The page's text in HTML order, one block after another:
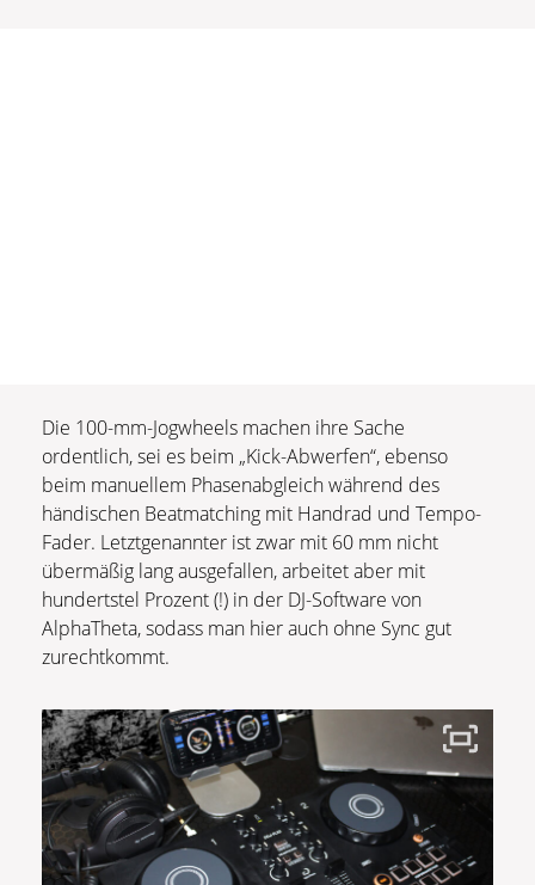
Die 100-mm-Jogwheels machen ihre Sache
ordentlich, sei es beim „Kick-Abwerfen“, ebenso
beim manuellem Phasenabgleich während des
händischen Beatmatching mit Handrad und Tempo-
Fader. Letztgenannter ist zwar mit 60 mm nicht
übermäßig lang ausgefallen, arbeitet aber mit
hundertstel Prozent (!) in der DJ-Software von
AlphaTheta, sodass man hier auch ohne Sync gut
zurechtkommt.